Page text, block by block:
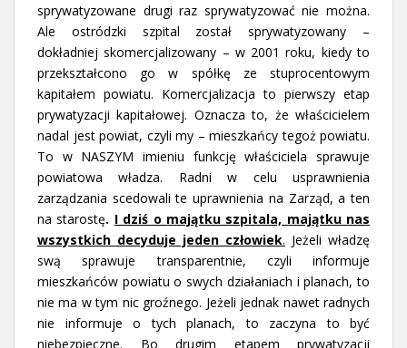
sprywatyzowane drugi raz sprywatyzować nie można.
Ale ostródzki szpital został sprywatyzowany –
dokładniej skomercjalizowany – w 2001 roku, kiedy to
przekształcono go w spółkę ze stuprocentowym
kapitałem powiatu. Komercjalizacja to pierwszy etap
prywatyzacji kapitałowej. Oznacza to, że właścicielem
nadal jest powiat, czyli my – mieszkańcy tegoż powiatu.
To w NASZYM imieniu funkcję właściciela sprawuje
powiatowa władza. Radni w celu usprawnienia
zarządzania scedowali te uprawnienia na Zarząd, a ten
na starostę. I dziś o majątku szpitala, majątku nas
wszystkich decyduje jeden człowiek. Jeżeli władzę
swą sprawuje transparentnie, czyli informuje
mieszkańców powiatu o swych działaniach i planach, to
nie ma w tym nic groźnego. Jeżeli jednak nawet radnych
nie informuje o tych planach, to zaczyna to być
niebezpieczne. Bo drugim etapem prywatyzacji